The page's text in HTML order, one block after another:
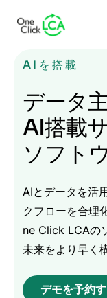
AIを搭載
データ
AI搭載
ソフト
AIとデータを活
クフローを合理
ne Click LCAの
未来をより早く
デモを予約